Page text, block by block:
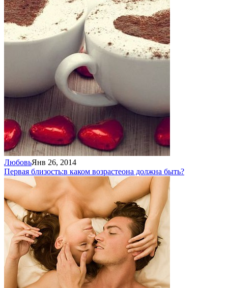
ЛюбовьЯнв 26, 2014
Первая близость:в каком возрастеона должна быть?